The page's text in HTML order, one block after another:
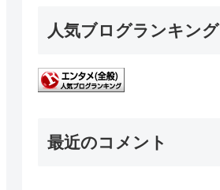
人気ブログランキング
最近のコメント